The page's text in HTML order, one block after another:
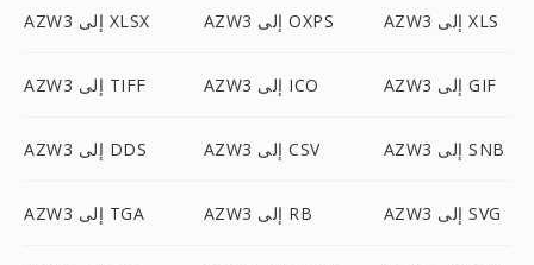
AZW3 إلى XLSX AZW3 إلى OXPS AZW3 إلى XLS
AZW3 إلى TIFF AZW3 إلى ICO AZW3 إلى GIF
AZW3 إلى DDS AZW3 إلى CSV AZW3 إلى SNB
AZW3 إلى TGA AZW3 إلى RB AZW3 إلى SVG